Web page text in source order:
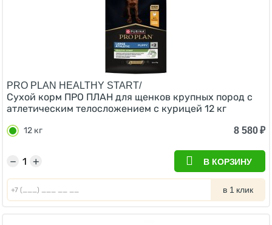
PRO PLAN HEALTHY START/
Сухой корм ПРО ПЛАН для щенков крупных пород с
атлетическим телосложением с курицей 12 кг
12 кг 8 580₽
+
− В КОРЗИНУ
в 1 клик